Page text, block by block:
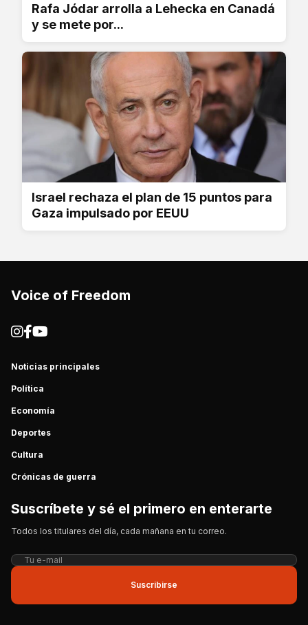
Rafa Jódar arrolla a Lehecka en Canadá
y se mete por...
Israel rechaza el plan de 15 puntos para
Gaza impulsado por EEUU
Voice of Freedom
Noticias principales
Política
Economía
Deportes
Cultura
Crónicas de guerra
Suscríbete y sé el primero en enterarte
Todos los titulares del día, cada mañana en tu correo.
Suscribirse